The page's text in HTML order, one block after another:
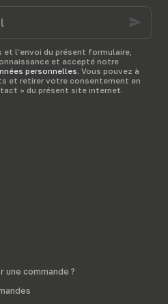
pour
et l'envoi du présent formulaire,
et accepté notre
personnelles. Vous pouvez à
et retirer votre consentement en
» du présent site internet.
une commande ?